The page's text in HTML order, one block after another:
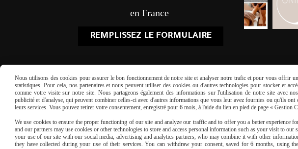
en France
REMPLISSEZ LE FORMULAIRE
Paiement sécurisé
Nous utilisons des cookies pour assurer le bon fonctionnement de notre site et analyser notre trafic et pour vous offrir
statistiques. Pour cela, nos partenaires et nous peuvent utiliser des cookies ou d'autres technologies pour stocker et
comme votre visite sur notre site. Nous partageons également des informations sur l'utilisation de notre site avec
publicité et d'analyse, qui peuvent combiner celles-ci avec d'autres informations que vous leur avez fournies ou qu'ils
leurs services. Vous pouvez retirer votre consentement, enregistré pour 6 mois, à l'aide du lien en pied de page « Gestion
We use cookies to ensure the proper functioning of our site and analyze our traffic and to offer you a better experience
and our partners may use cookies or other technologies to store and access personal information such as your visit to our
your use of our site with our social media, advertising and analytics partners, who may combine it with other
they have collected during your use of their services. You can withdraw your consent, saved for 6 months, using